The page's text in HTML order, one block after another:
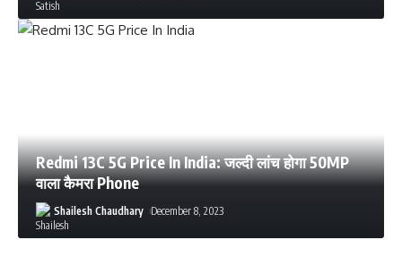
Redmi 13C 5G Price In India: जल्दी लांच होगा 50MP
वाला कैमरा Phone
Shailesh Chaudhary December 8, 2023